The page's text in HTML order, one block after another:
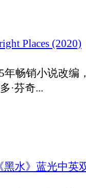
Places (2020)
年畅销小说改编
·芬奇...
黑水》蓝光中英